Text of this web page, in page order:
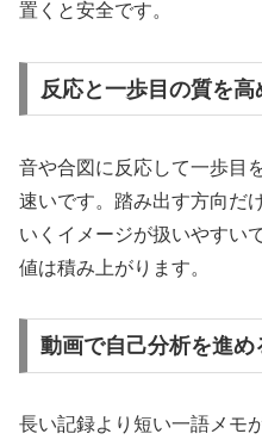
置くと安全です。
反応と一歩目の質を高
音や合図に反応して一歩目
速いです。踏み出す方向だ
いくイメージが扱いやすい
値は積み上がります。
動画で自己分析を進め
長い記録より短い一語メモ